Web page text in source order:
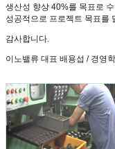
생산성 향상 40%를 목표로
성공적으로 프로젝트 목표를
감사합니다.
이노밸류 대표 배용섭 / 경영